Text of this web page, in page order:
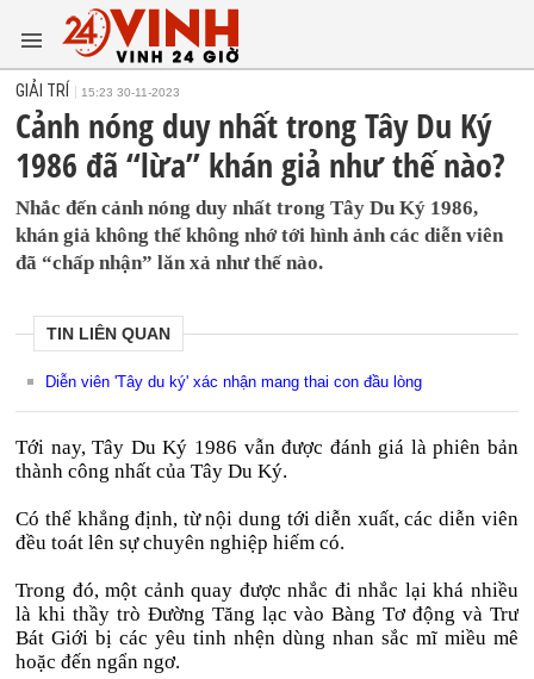
GIẢI TRÍ 15:23 30-11-2023
Cảnh nóng duy nhất trong Tây Du Ký
1986 đã “lừa” khán giả như thế nào?
Nhắc đến cảnh nóng duy nhất trong Tây Du Ký 1986,
khán giả không thể không nhớ tới hình ảnh các diễn viên
đã “chấp nhận” lăn xả như thế nào.
TIN LIÊN QUAN
Diễn viên 'Tây du ký' xác nhận mang thai con đầu lòng
Tới nay, Tây Du Ký 1986 vẫn được đánh giá là phiên bản
thành công nhất của Tây Du Ký.
Có thể khẳng định, từ nội dung tới diễn xuất, các diễn viên
đều toát lên sự chuyên nghiệp hiếm có.
Trong đó, một cảnh quay được nhắc đi nhắc lại khá nhiều
là khi thầy trò Đường Tăng lạc vào Bàng Tơ động và Trư
Bát Giới bị các yêu tinh nhện dùng nhan sắc mĩ miều mê
hoặc đến ngẩn ngơ.